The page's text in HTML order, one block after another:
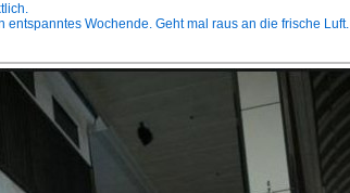
entspanntes Wochende. Geht mal raus an die frische Luft.